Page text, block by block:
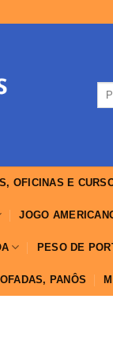
OFICINAS E
JOGO
PESO DE
PANÔS